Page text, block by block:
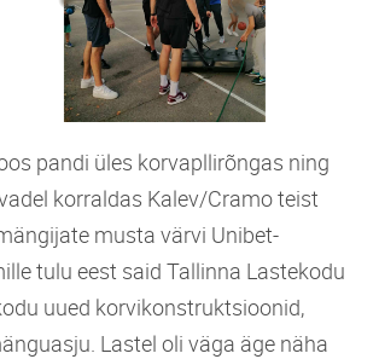
pandi üles korvapllirõngas ning
korraldas Kalev/Cramo teist
musta värvi Unibet-
tulu eest said Tallinna Lastekodu
uued korvikonstruktsioonid,
Lastel oli väga äge näha